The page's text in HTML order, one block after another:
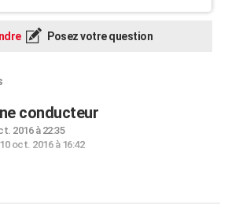
Posez votre question
conducteur
2016 à 22:35
10 oct. 2016 à 16:42